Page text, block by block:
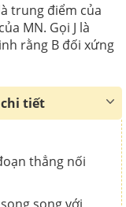
trung điểm của
MN. Gọi J là
rằng B đối xứng
tiết
thẳng nối